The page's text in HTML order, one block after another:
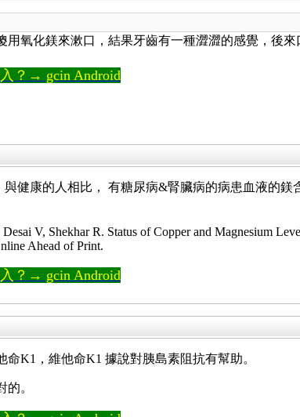
氧化鎂來漱口，結果牙齒有一種澀澀的感覺，後
？→ gcin Android
健康的人相比， 有糖尿病&腎臟病的病患血液的
V, Shekhar R. Status of Copper and Magnesium
Ahead of Print.
？→ gcin Android
K1，維他命K1 據說對胰島素阻抗有幫助。
。